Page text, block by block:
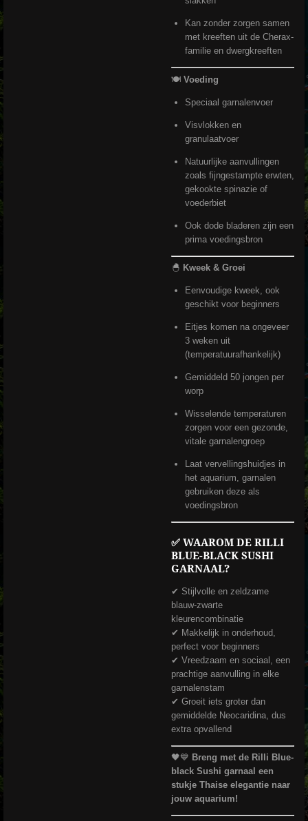
Kan zonder zorgen samen
met kreeften uit de Cherax-
familie en dwergkreeften
🍽️ Voeding
Speciaal garnalenvoer
Visvlokken en
granulaatvoer
Natuurlijke aanvullingen
zoals fijngestampte erwten,
gekookte spinazie of
voederbiet
Ook dode bladeren zijn een
prima voedingsbron
🐣 Kweek & Groei
Eenvoudige kweek, ook
geschikt voor beginners
Eitjes komen na ongeveer
3 weken uit
(temperatuurafhankelijk)
Gemiddeld 50 jongen per
worp
Wisselende temperaturen
zorgen voor een gezonde,
vitale garnalengroep
Laat vervellingshuidjes in
het aquarium, garnalen
gebruiken deze als
voedingsbron
✅ WAAROM DE RILLI
BLUE-BLACK SUSHI
GARNAAL?
✔ Stijlvolle en zeldzame
blauw-zwarte
kleurencombinatie
✔ Makkelijk in onderhoud,
perfect voor beginners
✔ Vreedzaam en sociaal, een
prachtige aanvulling in elke
garnalenstam
✔ Groeit iets groter dan
gemiddelde Neocaridina, dus
extra opvallend
🖤💙 Breng met de Rilli Blue-
black Sushi garnaal een
stukje Thaise elegantie naar
jouw aquarium!